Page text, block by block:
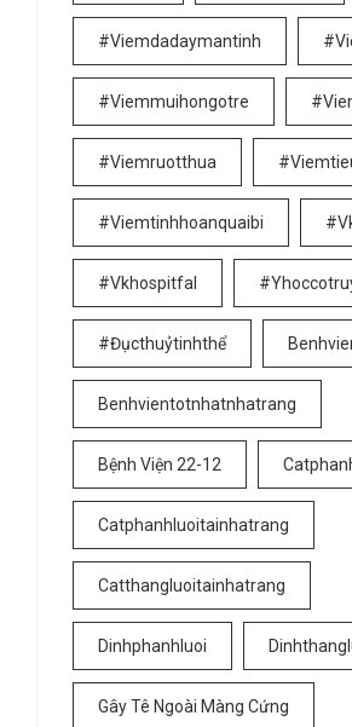
#viemdadaymantinh
#viemmuihongotre
#viemruotthua
#viemtinhhoanquaibi
#vkhospitfal
#đụcthuỷtinhthể
Benhvientotnhatnhatrang
Bệnh Viện 22-12
Catphanhluoitainhatrang
Catthangluoitainhatrang
Dinhphanhluoi
Gây Tê Ngoài Màng Cứng